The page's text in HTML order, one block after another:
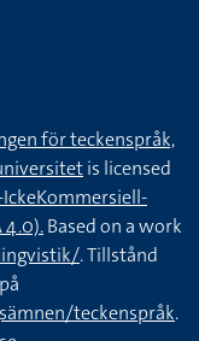
för teckenspråk,
is licensed
4.0).Based on a work
. Tillstånd
teckenspråk.